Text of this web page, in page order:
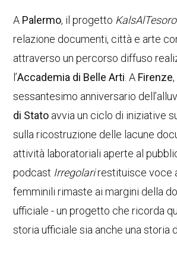
A Palermo, il progetto KalsAlTesoro
relazione documenti, città e arte
attraverso un percorso diffuso
l’Accademia di Belle Arti . A Firenze
sessantesimo anniversario
di Stato avvia un ciclo di iniziative
sulla ricostruzione delle lacune
attività laboratoriali aperte al
podcast Irregolarirestituisce voce
femminili rimaste ai margini della
ufficiale - un progetto che ricorda
storia ufficiale sia anche una storia